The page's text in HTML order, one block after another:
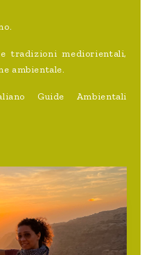
tradizioni mediorientali,
ambientale.
Guide Ambientali